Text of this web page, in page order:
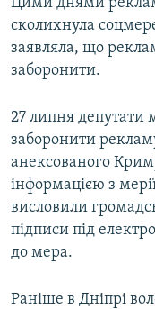
сколихнула
заявляла, що
заборонити.
27 липня депутати
заборонити
анексованого
інформацією з
висловили
підписи під
до мера.
Раніше в Дніпрі